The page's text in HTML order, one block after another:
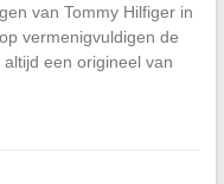
van Tommy Hilfiger in
vermenigvuldigen de
een origineel van